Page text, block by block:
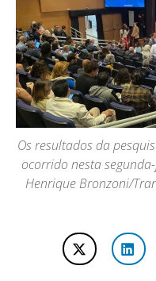
Os resultados da
ocorrido nesta
Henrique Bronzoni/